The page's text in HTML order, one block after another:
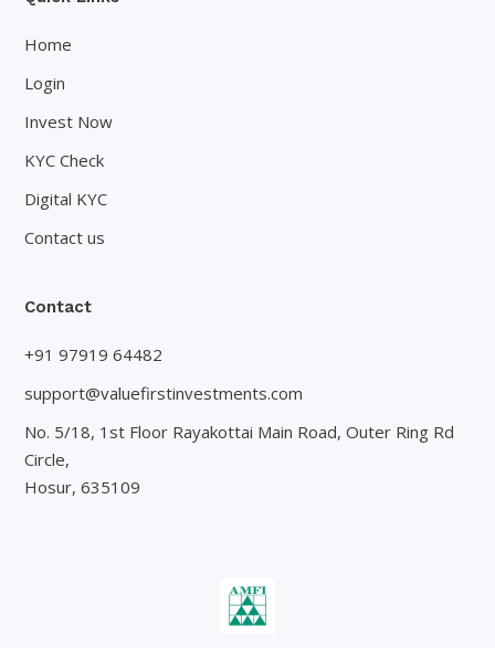
Home
Login
Invest Now
KYC Check
Digital KYC
Contact us
Contact
+91 97919 64482
support@valuefirstinvestments.com
No. 5/18, 1st Floor Rayakottai Main Road, Outer Ring Rd
Circle,
Hosur, 635109